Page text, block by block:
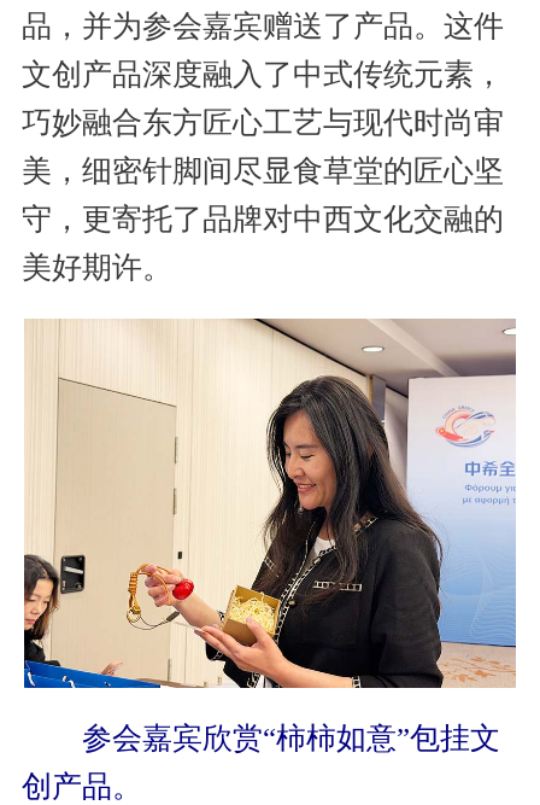
品，并为参会嘉宾赠送了产品。这件
文创产品深度融入了中式传统元素，
巧妙融合东方匠心工艺与现代时尚审
美，细密针脚间尽显食草堂的匠心坚
守，更寄托了品牌对中西文化交融的
美好期许。
参会嘉宾欣赏“柿柿如意”包挂文
创产品。